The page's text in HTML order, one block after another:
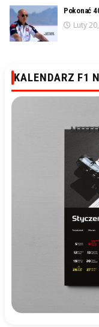
Pokonać
Luty
KALENDARZ F1